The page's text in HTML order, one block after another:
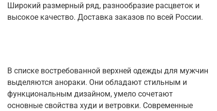
Широкий размерный ряд, разнообразие расцветок и
высокое качество. Доставка заказов по всей России.
В списке востребованной верхней одежды для мужчин
выделяются анораки. Они обладают стильным и
функциональным дизайном, умело сочетают
основные свойства худи и ветровки. Современные